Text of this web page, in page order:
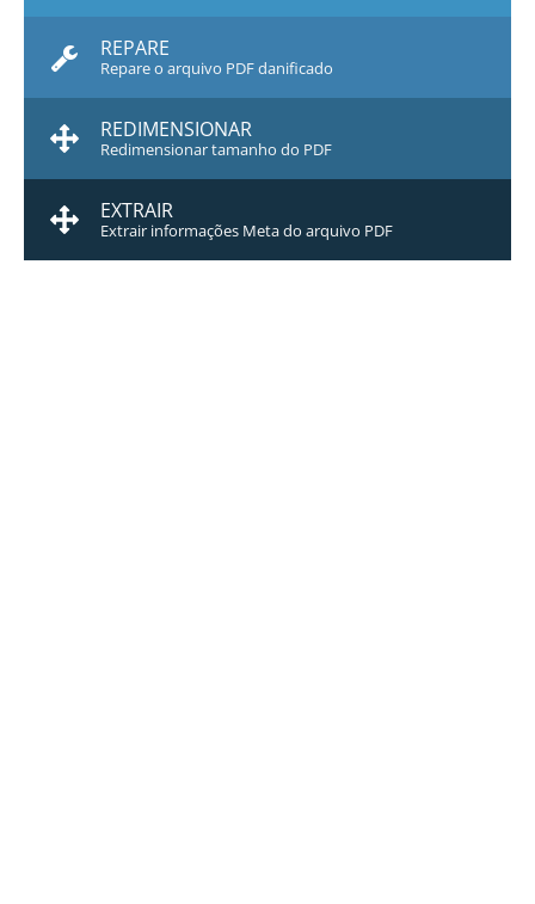
REPARE
Repare o arquivo PDF danificado
REDIMENSIONAR
Redimensionar tamanho do PDF
EXTRAIR
Extrair informações Meta do arquivo PDF